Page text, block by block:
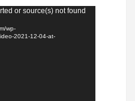
or source(s) not found
wp-
2021-12-04-at-